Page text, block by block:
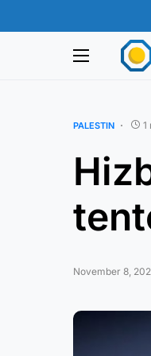
PALESTIN 1
November 8,